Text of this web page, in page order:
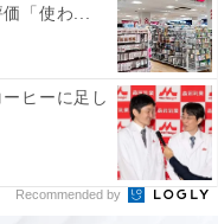
「使わ...
ヒーに足し
Recommended by